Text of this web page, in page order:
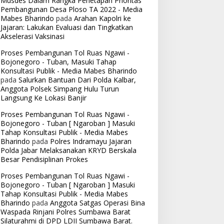
Pembangunan Desa Ploso TA 2022 - Media
Mabes Bharindo pada Arahan Kapolri ke
Jajaran: Lakukan Evaluasi dan Tingkatkan
Akselerasi Vaksinasi
Proses Pembangunan Tol Ruas Ngawi -
Bojonegoro - Tuban, Masuki Tahap
Konsultasi Publik - Media Mabes Bharindo
pada Salurkan Bantuan Dari Polda Kalbar,
Anggota Polsek Simpang Hulu Turun
Langsung Ke Lokasi Banjir
Proses Pembangunan Tol Ruas Ngawi -
Bojonegoro - Tuban [ Ngaroban ] Masuki
Tahap Konsultasi Publik - Media Mabes
Bharindo pada Polres Indramayu Jajaran
Polda Jabar Melaksanakan KRYD Berskala
Besar Pendisiplinan Prokes
Proses Pembangunan Tol Ruas Ngawi -
Bojonegoro - Tuban [ Ngaroban ] Masuki
Tahap Konsultasi Publik - Media Mabes
Bharindo pada Anggota Satgas Operasi Bina
Waspada Rinjani Polres Sumbawa Barat
Silaturahmi di DPD LDII Sumbawa Barat.